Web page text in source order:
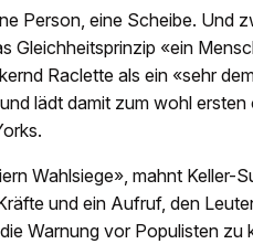
Person, eine Scheibe. Und
Gleichheitsprinzip «ein
Raclette als ein «sehr
lädt damit zum wohl ersten
Wahlsiege», mahnt Keller-
und ein Aufruf, den
Warnung vor Populisten zu